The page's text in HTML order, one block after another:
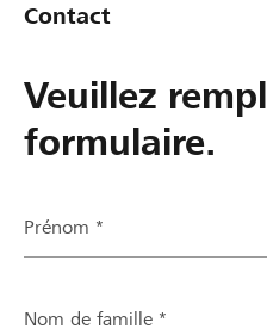
Contact
Veuillez
formulaire.
Prénom *
Nom de famille *